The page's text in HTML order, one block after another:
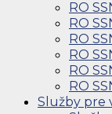
RO
RO
RO
RO
RO
RO
Služby pre